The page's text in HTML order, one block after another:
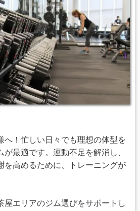
へ！忙しい日々でも理想の体型を
最適です。運動不足を解消し、
を高めるために、トレーニングが
屋エリアのジム選びをサポートし